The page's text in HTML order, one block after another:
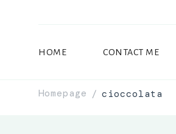
HOME CONTACT ME
Homepage / cioccolata